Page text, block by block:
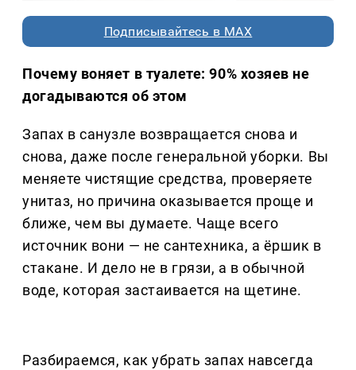
Подписывайтесь в MAX
Почему воняет в туалете: 90% хозяев не
догадываются об этом
Запах в санузле возвращается снова и
снова, даже после генеральной уборки. Вы
меняете чистящие средства, проверяете
унитаз, но причина оказывается проще и
ближе, чем вы думаете. Чаще всего
источник вони — не сантехника, а ёршик в
стакане. И дело не в грязи, а в обычной
воде, которая застаивается на щетине.
Разбираемся, как убрать запах навсегда